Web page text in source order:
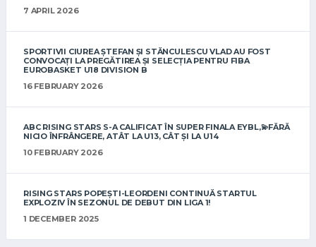
7 APRIL 2026
SPORTIVII CIUREA ȘTEFAN ȘI STĂNCULESCU VLAD AU FOST
CONVOCAȚI LA PREGĂTIREA ȘI SELECȚIA PENTRU FIBA
EUROBASKET U18 DIVISION B
16 FEBRUARY 2026
ABC RISING STARS S-A CALIFICAT ÎN SUPER FINALA EYBL,💫FĂRĂ
NICIO ÎNFRÂNGERE, ATÂT LA U13, CÂT ȘI LA U14
10 FEBRUARY 2026
RISING STARS POPEȘTI-LEORDENI CONTINUĂ STARTUL
EXPLOZIV ÎN SEZONUL DE DEBUT DIN LIGA 1!
1 DECEMBER 2025